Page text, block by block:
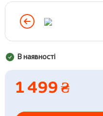
В наявності
1 499 ₴